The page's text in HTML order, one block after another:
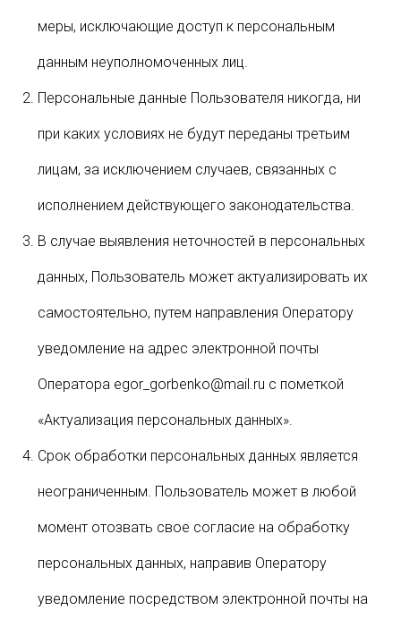
меры, исключающие доступ к персональным
данным неуполномоченных лиц.
Персональные данные Пользователя никогда, ни
при каких условиях не будут переданы третьим
лицам, за исключением случаев, связанных с
исполнением действующего законодательства.
В случае выявления неточностей в персональных
данных, Пользователь может актуализировать их
самостоятельно, путем направления Оператору
уведомление на адрес электронной почты
Оператора egor_gorbenko@mail.ru с пометкой
«Актуализация персональных данных».
Срок обработки персональных данных является
неограниченным. Пользователь может в любой
момент отозвать свое согласие на обработку
персональных данных, направив Оператору
уведомление посредством электронной почты на